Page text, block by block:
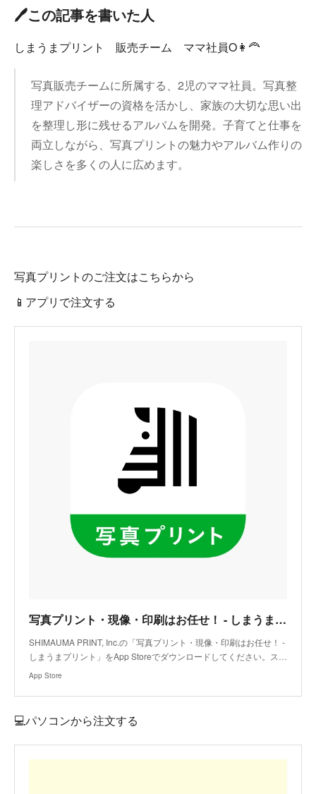
🖊️この記事を書いた人
しまうまプリント 販売チーム ママ社員O👩‍🦰
写真販売チームに所属する、2児のママ社員。写真整
理アドバイザーの資格を活かし、家族の大切な思い出
を整理し形に残せるアルバムを開発。子育てと仕事を
両立しながら、写真プリントの魅力やアルバム作りの
楽しさを多くの人に広めます。
写真プリントのご注文はこちらから
📱アプリで注文する
写真プリント・現像・印刷はお任せ！ - しまうまプリントアプリ - App Store
SHIMAUMA PRINT, Inc.の「写真プリント・現像・印刷はお任せ！ -
しまうまプリント」をApp Storeでダウンロードしてください。ス…
App Store
💻パソコンから注文する